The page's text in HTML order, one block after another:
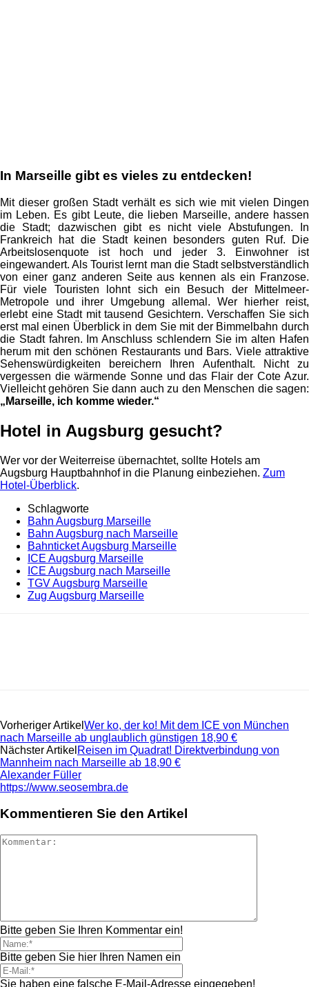
In Marseille gibt es vieles zu entdecken!
Mit dieser großen Stadt verhält es sich wie mit vielen Dingen
im Leben. Es gibt Leute, die lieben Marseille, andere hassen
die Stadt; dazwischen gibt es nicht viele Abstufungen. In
Frankreich hat die Stadt keinen besonders guten Ruf. Die
Arbeitslosenquote ist hoch und jeder 3. Einwohner ist
eingewandert. Als Tourist lernt man die Stadt selbstverständlich
von einer ganz anderen Seite aus kennen als ein Franzose.
Für viele Touristen lohnt sich ein Besuch der Mittelmeer-
Metropole und ihrer Umgebung allemal. Wer hierher reist,
erlebt eine Stadt mit tausend Gesichtern. Verschaffen Sie sich
erst mal einen Überblick in dem Sie mit der Bimmelbahn durch
die Stadt fahren. Im Anschluss schlendern Sie im alten Hafen
herum mit den schönen Restaurants und Bars. Viele attraktive
Sehenswürdigkeiten bereichern Ihren Aufenthalt. Nicht zu
vergessen die wärmende Sonne und das Flair der Cote Azur.
Vielleicht gehören Sie dann auch zu den Menschen die sagen:
„Marseille, ich komme wieder.“
Hotel in Augsburg gesucht?
Wer vor der Weiterreise übernachtet, sollte Hotels am
Augsburg Hauptbahnhof in die Planung einbeziehen. Zum
Hotel-Überblick.
Schlagworte
Bahn Augsburg Marseille
Bahn Augsburg nach Marseille
Bahnticket Augsburg Marseille
ICE Augsburg Marseille
ICE Augsburg nach Marseille
TGV Augsburg Marseille
Zug Augsburg Marseille
Vorheriger Artikel Wer ko, der ko! Mit dem ICE von München
nach Marseille ab unglaublich günstigen 18,90 €
Nächster Artikel Reisen im Quadrat! Direktverbindung von
Mannheim nach Marseille ab 18,90 €
Alexander Füller
https://www.seosembra.de
Kommentieren Sie den Artikel
Bitte geben Sie Ihren Kommentar ein!
Bitte geben Sie hier Ihren Namen ein
Sie haben eine falsche E-Mail-Adresse eingegeben!